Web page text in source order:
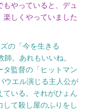
やっていると、デュ
楽しくやっていました
の「今を生きる
師。あれもいいね。
タ監督の「ヒットマン
ウエル演じる主人公が
ている。それがひょん
して殺し屋のふりをし